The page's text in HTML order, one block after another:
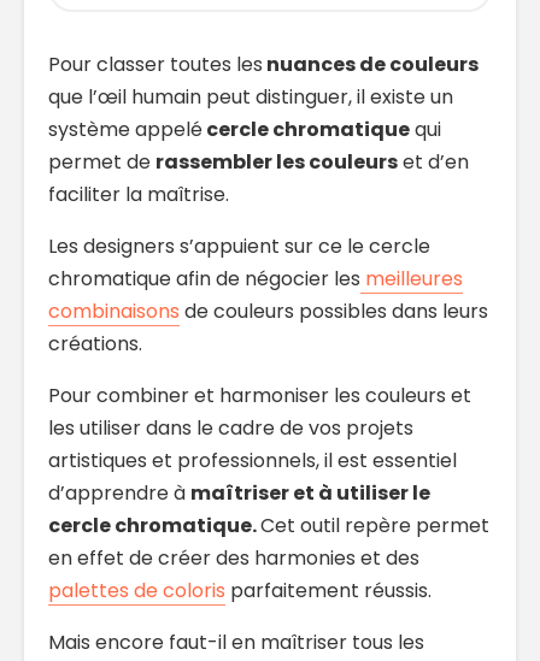
Pour classer toutes les nuances de couleurs
que l’œil humain peut distinguer, il existe un
système appelécercle chromatiquequi
permet de rassembler les couleurset d’en
faciliter la maîtrise.
Les designers s’appuient sur ce le cercle
chromatique afin de négocier les meilleures
combinaisons de couleurs possibles dans leurs
créations.
Pour combiner et harmoniser les couleurs et
les utiliser dans le cadre de vos projets
artistiques et professionnels, il est essentiel
d’apprendre à maîtriser et à utiliser le
cercle chromatique.Cet outil repère permet
en effet de créer des harmonies et des
palettes de coloris parfaitement réussis.
Mais encore faut-il en maîtriser tous les